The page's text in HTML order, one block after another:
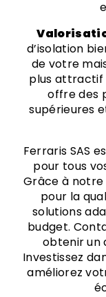
d’isolation
de votre
plus attractif
offre des
supérieures
Ferraris SAS est votre partenaire de confiance
pour tous
Grâce à
pour la
solutions
budget.
obtenir un
Investissez
améliorez